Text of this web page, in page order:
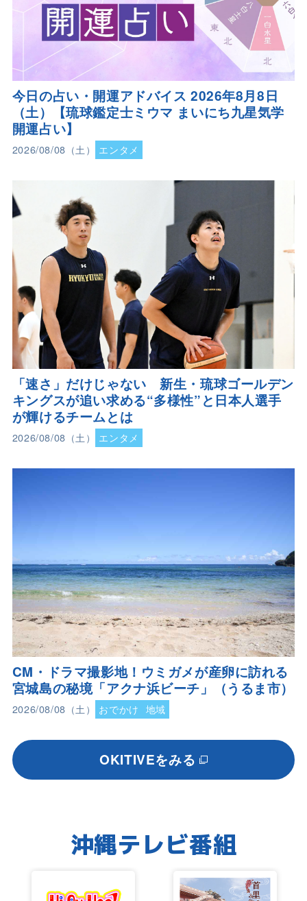
今日の占い・開運アドバイス 2026年8月8日
（土）【琉球鑑定士ミウマ まいにち九星気学
開運占い】
2026/08/08（土） エンタメ
「速さ」だけじゃない 新生・琉球ゴールデン
キングスが追い求める“多様性”と日本人選手
が輝けるチームとは
2026/08/08（土） エンタメ
CM・ドラマ撮影地！ウミガメが産卵に訪れる
宮城島の秘境「アクナ浜ビーチ」（うるま市）
2026/08/08（土） おでかけ 地域
OKITIVEをみる
沖縄テレビ番組